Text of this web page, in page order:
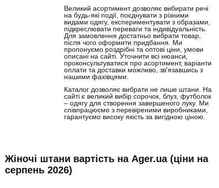
Великий асортимент дозволяє вибирати речі
на будь-які події, поєднувати з різними
видами одягу, експериментувати з образами,
підкреслювати переваги та індивідуальність.
Для замовлення достатньо вибрати товар,
після чого оформити придбання. Ми
пропонуємо роздрібні та оптові ціни, умови
описані на сайті. Уточнити всі нюанси,
проконсультуватися про асортимент, варіанти
оплати та доставки можливо, зв'язавшись з
нашими фахівцями.
Каталог дозволяє вибрати не лише штани. На
сайті є великий вибір сорочок, блуз, футболок
– одягу для створення завершеного луку. Ми
співпрацюємо з перевіреними виробниками,
гарантуємо високу якість за вигідною ціною.
Жіночі штани вартість на Ager.ua (ціни на
серпень 2026)